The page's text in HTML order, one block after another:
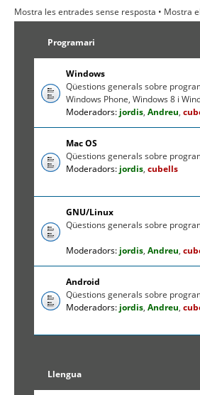
Mostra les entrades sense resposta • Mostra
Programari
Windows
Qüestions generals sobre
Windows Phone, Windows 8 i
Moderadors: jordis,Andreu,
Mac OS
Qüestions generals sobre
Moderadors: jordis,cubells
GNU/Linux
Qüestions generals sobre
Moderadors: jordis,Andreu,
Android
Qüestions generals sobre
Moderadors: jordis,Andreu,
Llengua